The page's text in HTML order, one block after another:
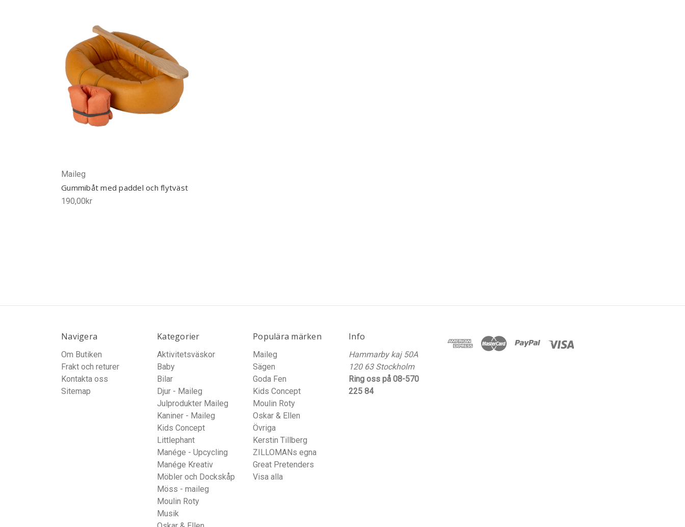
Maileg
Gummibåt med paddel och flytväst
190,00kr
Navigera
Om Butiken
Frakt och returer
Kontakta oss
Sitemap
Kategorier
Aktivitetsväskor
Baby
Bilar
Djur - Maileg
Julprodukter Maileg
Kaniner - Maileg
Kids Concept
Littlephant
Manége - Upcycling
Manége Kreativ
Möbler och Dockskåp
Möss - maileg
Moulin Roty
Musik
Populära märken
Maileg
Sägen
Goda Fen
Kids Concept
Moulin Roty
Oskar & Ellen
Övriga
Kerstin Tillberg
ZILLOMANs egna
Great Pretenders
Visa alla
Info
Hammarby kaj 50A
120 63 Stockholm
Ring oss på 08-570
225 84